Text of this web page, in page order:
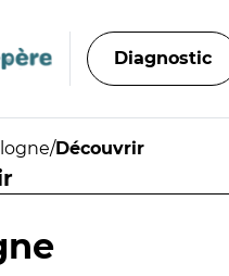
Diagnostic
/Découvrir